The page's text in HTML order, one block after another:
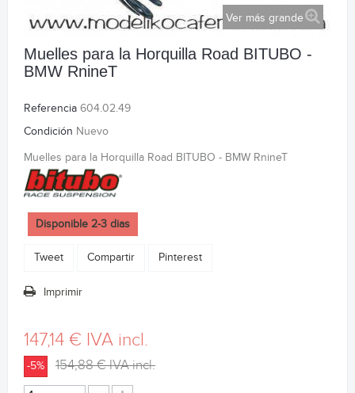
Ver más grande
Muelles para la Horquilla Road BITUBO -
BMW RnineT
Referencia 604.02.49
Condición Nuevo
Muelles para la Horquilla Road BITUBO - BMW RnineT
Disponible 2-3 dias
Tweet Compartir Pinterest
Imprimir
147,14 € IVA incl.
-5% 154,88 €IVA incl.